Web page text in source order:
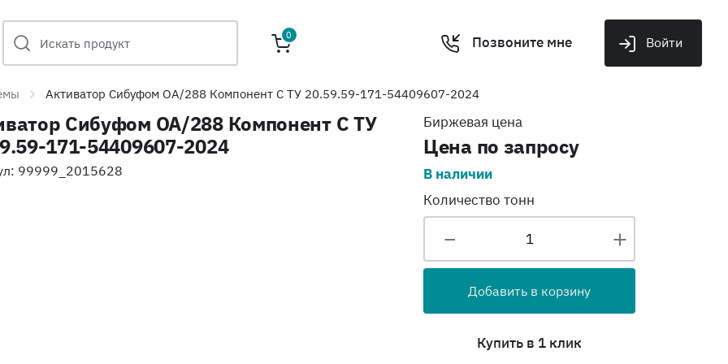
0 Позвоните мне Войти
Активатор Сибуфом ОА/288 Компонент С ТУ 20.59.59-171-54409607-2024
Сибуфом ОА/288 Компонент С ТУ
171-54409607-2024
99999_2015628
Биржевая цена
Цена по запросу
В наличии
Количество тонн
Добавить в корзину
Купить в 1 клик